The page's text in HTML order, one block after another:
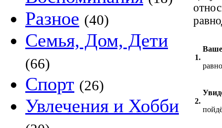
Разное (40)
Семья, Дом, Дети
(66)
Спорт (26)
Увлечения и Хобби
1.
Ваше
2.